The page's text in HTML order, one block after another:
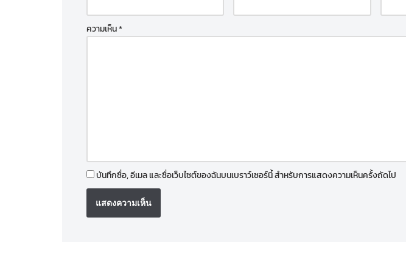
ความเห็น*
บันทึกชื่อ, อีเมล และชื่อเว็บไซต์ของฉันบนเบราว์เซอร์นี้ สำหรับการแสดงความเห็นครั้งถัดไป